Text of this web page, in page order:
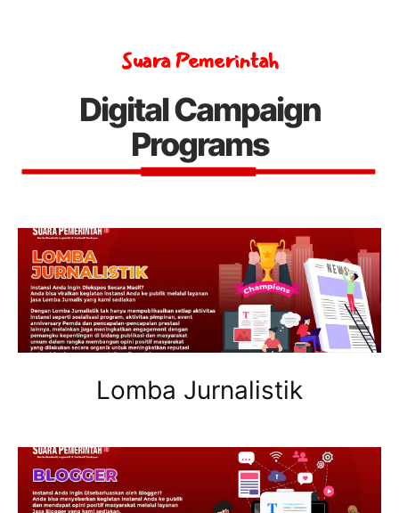
Suara Pemerintah
Digital Campaign
Programs
Lomba Jurnalistik